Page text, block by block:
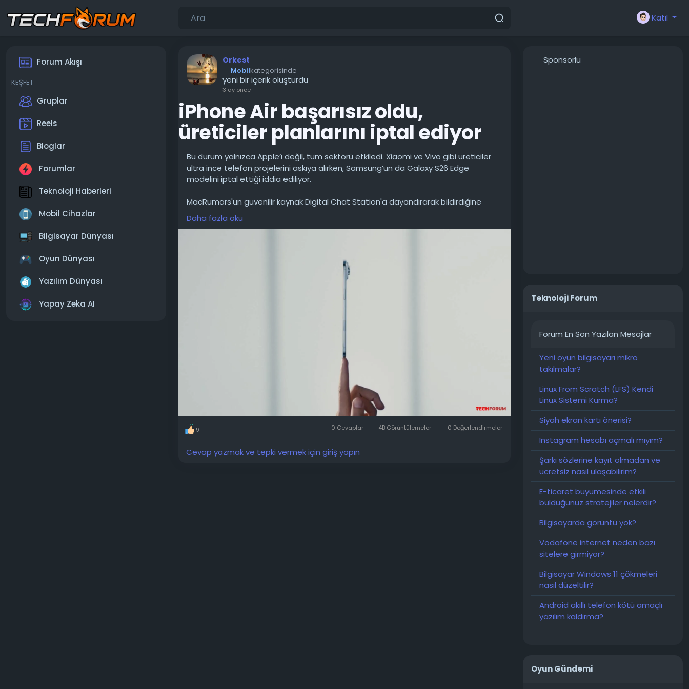
Katıl
Forum Akışı
KEŞFET
Gruplar
Reels
Bloglar
Forumlar
Teknoloji Haberleri
Mobil Cihazlar
Bilgisayar Dünyası
Oyun Dünyası
Yazılım Dünyası
Yapay Zeka AI
Orkest
Mobilkategorisinde
yeni bir içerik oluşturdu
3 ay önce
iPhone Air başarısız oldu,
üreticiler planlarını iptal ediyor
Bu durum yalnızca Apple’ı değil, tüm sektörü etkiledi. Xiaomi ve Vivo gibi üreticiler
ultra ince telefon projelerini askıya alırken, Samsung’un da Galaxy S26 Edge
modelini iptal ettiği iddia ediliyor.
MacRumors'un güvenilir kaynak Digital Chat Station'a dayandırarak bildirdiğine
göre, iPhone Air'in piyasadaki başarısızlığı, birçok Çinli üreticiyi yeni ultra ince akıllı
telefonlar piyasaya sürme planlarından vazgeçmeye zorladı.
aktivasyon sayısını zar zor aşabildi. Bu arada, Çinli bir üreticinin adı belirtilmeyen
ultra ince akıllı telefonu sadece 50.000 aktivasyon sayısına ulaştı. İçeriden bir
kaynağa göre, iPhone Air 2, segmentindeki tek yeni nesil çözüm olabilir.
MacRumors'a göre, iPhone Air'e olan düşük talep tüm sektörü etkiledi. Xiaomi'nin
da Galaxy S25 Edge'in düşük satış rakamlarına ulaşmasının ardından Galaxy S26
Edge'i iptal etti. Görünüşe göre üreticiler sonunda çoğu kullanıcının kasa
kalınlığından çok pil ömrü ve kapasitesiyle daha çok ilgilendiğini fark etti.
Daha fazla oku
9 0 Cevaplar 4B Görüntülemeler 0 Değerlendirmeler
Cevap yazmak ve tepki vermek için giriş yapın
Sponsorlu
Teknoloji Forum
Forum En Son Yazılan Mesajlar
Yeni oyun bilgisayarı mikro
takılmalar?
Linux From Scratch (LFS) Kendi
Linux Sistemi Kurma?
Siyah ekran kartı önerisi?
Instagram hesabı açmalı mıyım?
Şarkı sözlerine kayıt olmadan ve
ücretsiz nasıl ulaşabilirim?
E-ticaret büyümesinde etkili
bulduğunuz stratejiler nelerdir?
Bilgisayarda görüntü yok?
Vodafone internet neden bazı
sitelere girmiyor?
Bilgisayar Windows 11 çökmeleri
nasıl düzeltilir?
Android akıllı telefon kötü amaçlı
yazılım kaldırma?
Oyun Gündemi